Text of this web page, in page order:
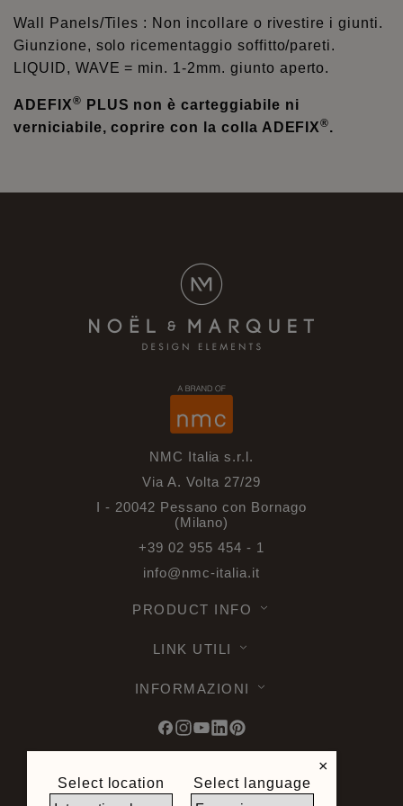
Wall Panels/Tiles : Non incollare o rivestire i giunti.
Giunzione, solo ricementaggio soffitto/pareti.
LIQUID, WAVE = min. 1-2mm. giunto aperto.
ADEFIX®
PLUS non è carteggiabile ni
verniciabile, coprire con la colla ADEFIX®.
NMC Italia s.r.l.
Via A. Volta 27/29
I - 20042 Pessano con Bornago
(Milano)
+39 02 955 454 - 1
info@nmc-italia.it
PRODUCT INFO
LINK UTILI
INFORMAZIONI
© 2026 Noel & Marquet. Tutti i diritti
×
Select location Select language